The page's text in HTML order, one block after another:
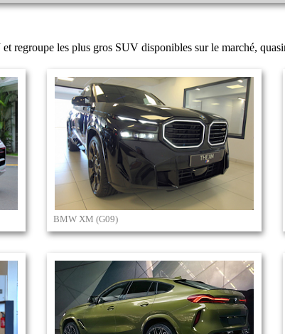
et regroupe les plus gros SUV disponibles sur le marché,
BMW XM (G09)